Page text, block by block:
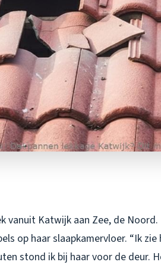
vanuit Katwijk aan Zee, de
op haar slaapkamervloer. “Ik
stond ik bij haar voor de deur.